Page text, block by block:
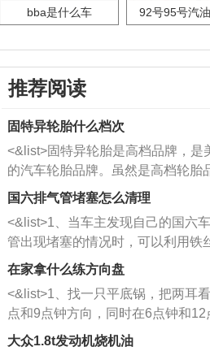
bba是什么车 92号95号汽
推荐阅读
固特异轮胎什么档次
<&list>固特异轮胎是高档品牌，是
的汽车轮胎品牌。虽然是高档轮胎
牌，但是中高低端的轮胎都有生产
也是为了更好的开拓市场。
国六排气管堵塞怎么清理
<&list>1、当车主发现自己的国六
管出现堵塞的情况时，可以利用铁
者是细棍，直接将杂物给取出来，
堵塞情况比较严重，也可以采取应
施。 <&list>2、直接利用木棍将所
杂物推到排气管里面的位置处，然
三元催化器拆解开，就可以将堵塞
在家拿什么练方向盘
<&list>1、找一只平底锅，把两耳
点和9点钟方向，同时在6点钟和12
方向做一个标记。 <&list>2、双手
大众1.8t发动机烧机油